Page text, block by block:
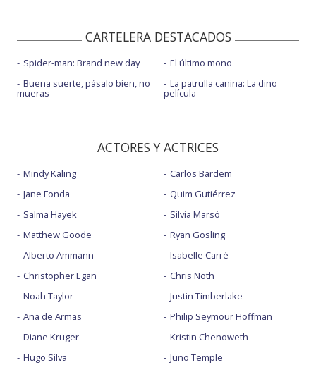
CARTELERA DESTACADOS
Spider-man: Brand new day
Buena suerte, pásalo bien, no
mueras
El último mono
La patrulla canina: La dino
película
ACTORES Y ACTRICES
Mindy Kaling
Jane Fonda
Salma Hayek
Matthew Goode
Alberto Ammann
Christopher Egan
Noah Taylor
Ana de Armas
Diane Kruger
Hugo Silva
Carlos Bardem
Quim Gutiérrez
Silvia Marsó
Ryan Gosling
Isabelle Carré
Chris Noth
Justin Timberlake
Philip Seymour Hoffman
Kristin Chenoweth
Juno Temple